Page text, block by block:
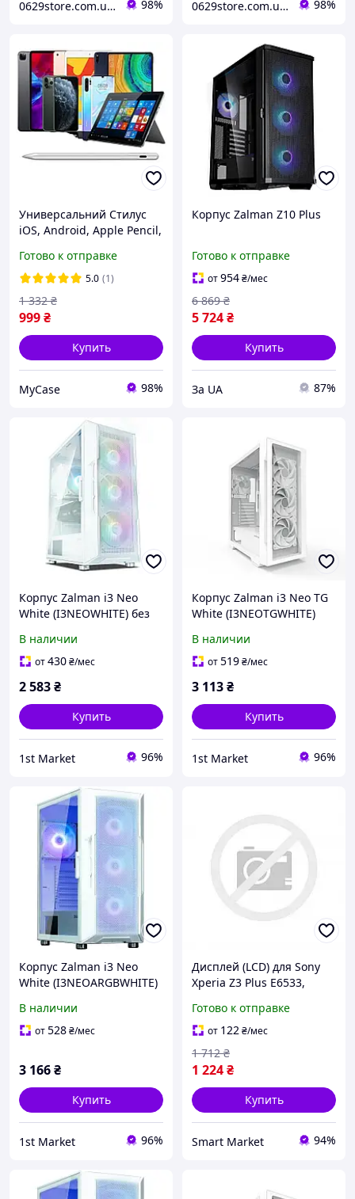
0629store.com.ua - Интернет магазин чехлов и защитных стекол для смартфонов 98% 0629store.com.ua - Интернет магазин чехлов и защитных стекол для смартфонов 98%
Универсальний Стилус
iOS, Android, Apple Pencil,
Magnetic 9 Gen Plus White
Готово к отправке
5.0 (1)
999₴
1 332 ₴
Купить
MyCase 98%
Корпус Zalman Z10 Plus
Готово к отправке
от954₴/мес
5 724₴
6 869 ₴
Купить
За UA 87%
Корпус Zalman i3 Neo
White (I3NEOWHITE) без
В наличии
от430₴/мес
2 583₴
Купить
1st Market 96%
Корпус Zalman i3 Neo TG
White (I3NEOTGWHITE)
В наличии
от519₴/мес
3 113₴
Купить
1st Market 96%
Корпус Zalman i3 Neo
White (I3NEOARGBWHITE)
В наличии
от528₴/мес
3 166₴
Купить
1st Market 96%
Дисплей (LCD) для Sony
Xperia Z3 Plus E6533,
тачскріном white Original
Quality
Готово к отправке
от 122₴/мес
1 224₴
1 712 ₴
Купить
Smart Market 94%